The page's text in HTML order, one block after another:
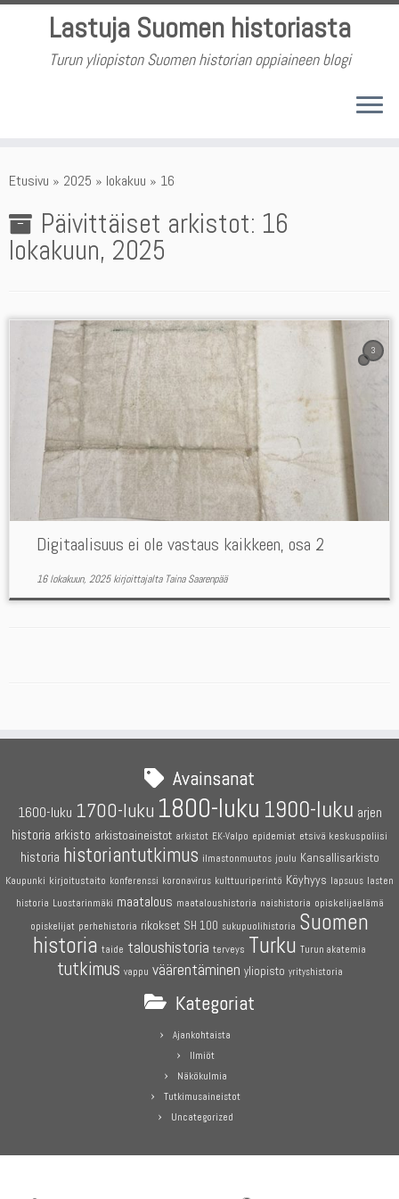
Skip
Lastuja Suomen historiasta
Turun yliopiston Suomen historian oppiaineen blogi
Etusivu » 2025 » lokakuu » 16
Päivittäiset arkistot: 16
lokakuun, 2025
3
Digitaalisuus ei ole vastaus kaikkeen, osa 2
16 lokakuun, 2025 kirjoittajalta Taina Saarenpää
Avainsanat
1600-luku 1700-luku 1800-luku 1900-luku arjen
historia arkisto arkistoaineistot arkistot EK-Valpo epidemiat etsivä keskuspoliisi
historia historiantutkimus ilmastonmuutos joulu Kansallisarkisto
Kaupunki kirjoitustaito konferenssi koronavirus kulttuuriperintö Köyhyys lapsuus lasten
historia Luostarinmäki maatalous maataloushistoria naishistoria opiskelijaelämä
opiskelijat perhehistoria rikokset SH 100 sukupuolihistoria Suomen
historia taide taloushistoria terveys Turku Turun akatemia
tutkimus vappu väärentäminen yliopisto yrityshistoria
Kategoriat
Ajankohtaista
Ilmiöt
Näkökulmia
Tutkimusaineistot
Uncategorized